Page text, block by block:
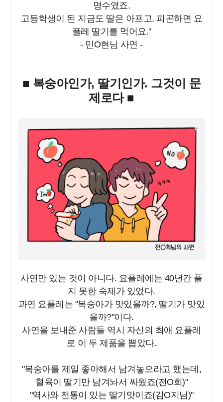
명수였죠.
고등학생이 된 지금도 딸은 아프고, 피곤하면 요
플레 딸기를 먹어요."
- 민O현님 사연 -
■ 복숭아인가, 딸기인가. 그것이 문
제로다 ■
사연만 있는 것이 아니다. 요플레에는 40년간 풀
지 못한 숙제가 있었다.
과연 요플레는 "복숭아가 맛있을까?, 딸기가 맛있
을까?"이다.
사연을 보내준 사람들 역시 자신의 최애 요플레
로 이 두 제품을 뽑았다.
"복숭아를 제일 좋아해서 남겨놓으라고 했는데,
혈육이 딸기만 남겨놔서 싸웠죠(전O희)"
"역사와 전통이 있는 딸기맛이죠(김O지님)"